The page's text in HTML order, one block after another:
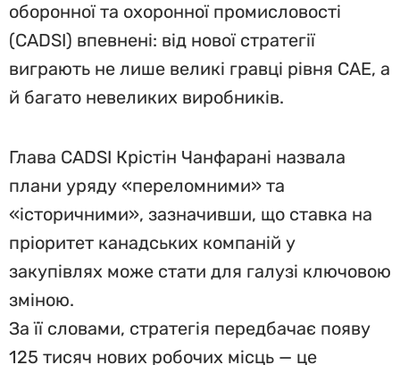
оборонної та охоронної промисловості
(CADSI) впевнені: від нової стратегії
виграють не лише великі гравці рівня CAE, а
й багато невеликих виробників.
Глава CADSI Крістін Чанфарані назвала
плани уряду «переломними» та
«історичними», зазначивши, що ставка на
пріоритет канадських компаній у
закупівлях може стати для галузі ключовою
зміною.
За її словами, стратегія передбачає появу
125 тисяч нових робочих місць — це